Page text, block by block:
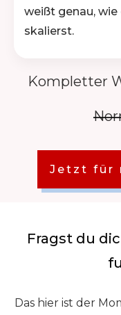
weißt genau,
skalierst.
Kompletter
Jetzt für
Fragst du
Das hier ist der